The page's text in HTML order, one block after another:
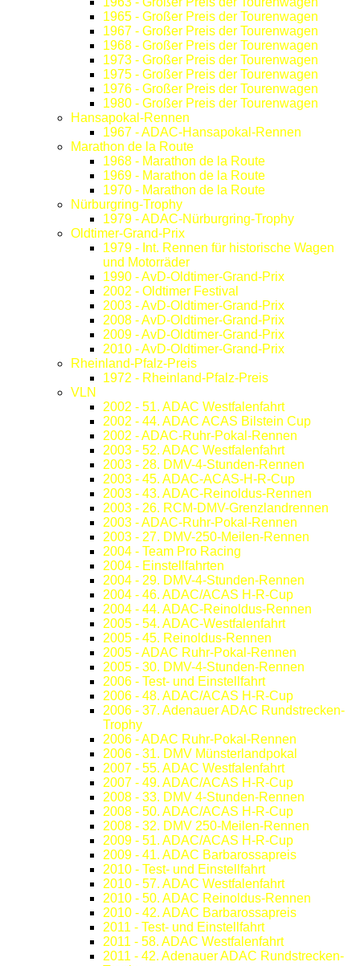
1965 - Großer Preis der Tourenwagen
1967 - Großer Preis der Tourenwagen
1968 - Großer Preis der Tourenwagen
1973 - Großer Preis der Tourenwagen
1975 - Großer Preis der Tourenwagen
1976 - Großer Preis der Tourenwagen
1980 - Großer Preis der Tourenwagen
Hansapokal-Rennen
1967 - ADAC-Hansapokal-Rennen
Marathon de la Route
1968 - Marathon de la Route
1969 - Marathon de la Route
1970 - Marathon de la Route
Nürburgring-Trophy
1979 - ADAC-Nürburgring-Trophy
Oldtimer-Grand-Prix
1979 - Int. Rennen für historische Wagen
und Motorräder
1990 - AvD-Oldtimer-Grand-Prix
2002 - Oldtimer Festival
2003 - AvD-Oldtimer-Grand-Prix
2008 - AvD-Oldtimer-Grand-Prix
2009 - AvD-Oldtimer-Grand-Prix
2010 - AvD-Oldtimer-Grand-Prix
Rheinland-Pfalz-Preis
1972 - Rheinland-Pfalz-Preis
VLN
2002 - 51. ADAC Westfalenfahrt
2002 - 44. ADAC ACAS Bilstein Cup
2002 - ADAC-Ruhr-Pokal-Rennen
2003 - 52. ADAC Westfalenfahrt
2003 - 28. DMV-4-Stunden-Rennen
2003 - 45. ADAC-ACAS-H-R-Cup
2003 - 43. ADAC-Reinoldus-Rennen
2003 - 26. RCM-DMV-Grenzlandrennen
2003 - ADAC-Ruhr-Pokal-Rennen
2003 - 27. DMV-250-Meilen-Rennen
2004 - Team Pro Racing
2004 - Einstellfahrten
2004 - 29. DMV-4-Stunden-Rennen
2004 - 46. ADAC/ACAS H-R-Cup
2004 - 44. ADAC-Reinoldus-Rennen
2005 - 54. ADAC-Westfalenfahrt
2005 - 45. Reinoldus-Rennen
2005 - ADAC Ruhr-Pokal-Rennen
2005 - 30. DMV-4-Stunden-Rennen
2006 - Test- und Einstellfahrt
2006 - 48. ADAC/ACAS H-R-Cup
2006 - 37. Adenauer ADAC Rundstrecken-
Trophy
2006 - ADAC Ruhr-Pokal-Rennen
2006 - 31. DMV Münsterlandpokal
2007 - 55. ADAC Westfalenfahrt
2007 - 49. ADAC/ACAS H-R-Cup
2008 - 33. DMV 4-Stunden-Rennen
2008 - 50. ADAC/ACAS H-R-Cup
2008 - 32. DMV 250-Meilen-Rennen
2009 - 51. ADAC/ACAS H-R-Cup
2009 - 41. ADAC Barbarossapreis
2010 - Test- und Einstellfahrt
2010 - 57. ADAC Westfalenfahrt
2010 - 50. ADAC Reinoldus-Rennen
2010 - 42. ADAC Barbarossapreis
2011 - Test- und Einstellfahrt
2011 - 58. ADAC Westfalenfahrt
2011 - 42. Adenauer ADAC Rundstrecken-